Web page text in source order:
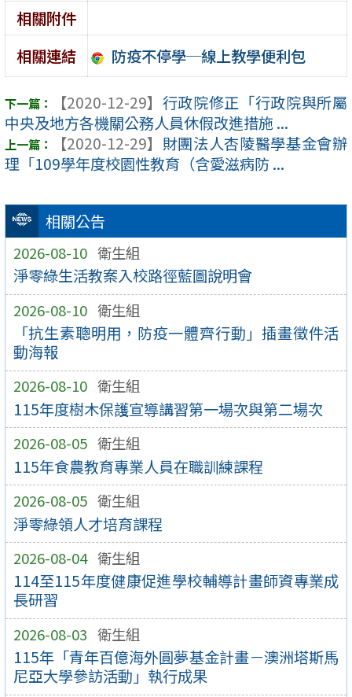
相關公告
2026-08-10 衛生組
淨零綠生活教案入校路徑藍圖說明會
2026-08-10 衛生組
「抗生素聰明用，防疫一體齊行動」插畫徵件活
動海報
2026-08-10 衛生組
115年度樹木保護宣導講習第一場次與第二場次
2026-08-05 衛生組
115年食農教育專業人員在職訓練課程
2026-08-05 衛生組
淨零綠領人才培育課程
2026-08-04 衛生組
114至115年度健康促進學校輔導計畫師資專業成
長研習
2026-08-03 衛生組
115年「青年百億海外圓夢基金計畫－澳洲塔斯馬
尼亞大學參訪活動」執行成果
相關附件
相關連結
防疫不停學─線上教學便利包
【2020-12-29】 行政院修正「行政院與所屬
中央及地方各機關公務人員休假改進措施 ...
【2020-12-29】 財團法人杏陵醫學基金會辦
理「109學年度校園性教育（含愛滋病防 ...